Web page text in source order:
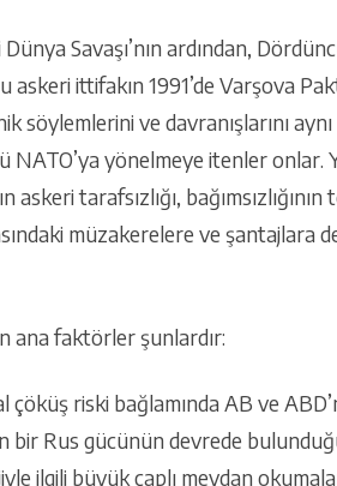
Savaşı’nın ardından,
ittifakın 1991’de Varşova
söylemlerini ve davranışlarını aynı
yönelmeye itenler onlar.
tarafsızlığı, bağımsızlığının
müzakerelere ve şantajlara
ana faktörler şunlardır:
riski bağlamında AB ve
bir Rus gücünün devrede
ilgili büyük çaplı meydan